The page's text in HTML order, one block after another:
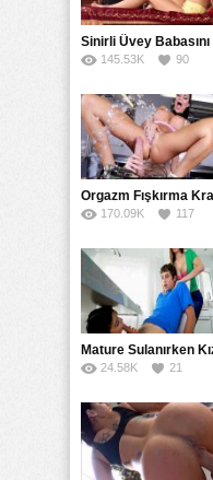
145.53K 90
170.09K 117
24.58K 21